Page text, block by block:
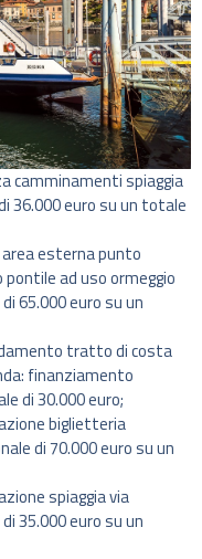
camminamenti spiaggia
36.000 euro su un totale
esterna punto
ad uso ormeggio
65.000 euro su un
tratto di costa
finanziamento
di 30.000 euro;
biglietteria
di 70.000 euro su un
spiaggia via
35.000 euro su un